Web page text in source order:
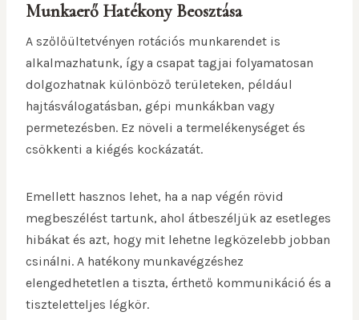
Munkaerő Hatékony Beosztása
A szőlőültetvényen rotációs munkarendet is
alkalmazhatunk, így a csapat tagjai folyamatosan
dolgozhatnak különböző területeken, például
hajtásválogatásban, gépi munkákban vagy
permetezésben. Ez növeli a termelékenységet és
csökkenti a kiégés kockázatát.
Emellett hasznos lehet, ha a nap végén rövid
megbeszélést tartunk, ahol átbeszéljük az esetleges
hibákat és azt, hogy mit lehetne legközelebb jobban
csinálni. A hatékony munkavégzéshez
elengedhetetlen a tiszta, érthető kommunikáció és a
tiszteletteljes légkör.